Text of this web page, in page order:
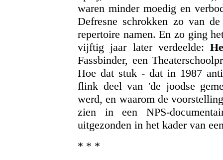
waren minder moedig en
Defresne schrokken zo van
repertoire namen. En zo ging
vijftig jaar later verdeelde:
Fassbinder, een
Hoe dat stuk - dat in 1987
flink deel van 'de joodse
werd, en waarom de
zien in een NPS-
uitgezonden in het kader van
* * *